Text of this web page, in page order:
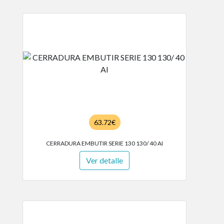
63.72€
CERRADURA EMBUTIR SERIE 130 130/ 40 AI
Ver detalle